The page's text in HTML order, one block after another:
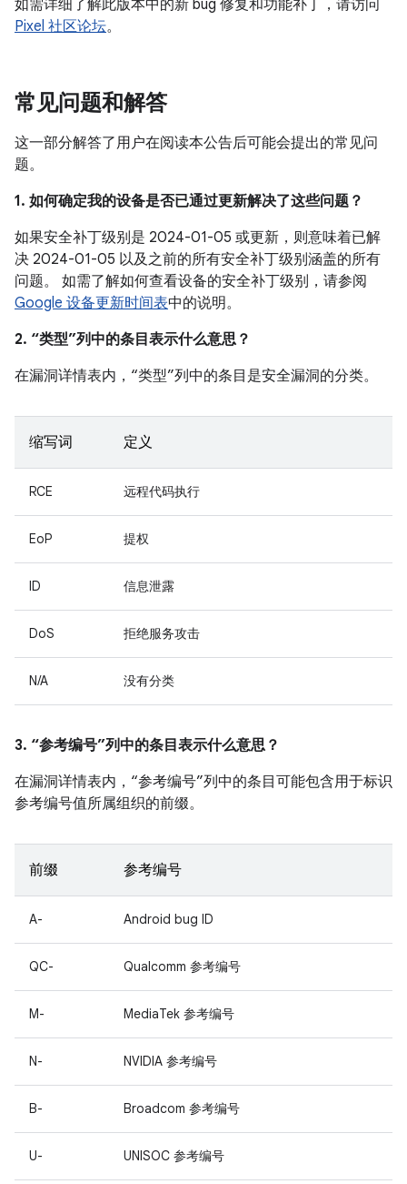
如需详细了解此版本中的新 bug 修复和功能补丁，请访问
Pixel 社区论坛。
常见问题和解答
这一部分解答了用户在阅读本公告后可能会提出的常见问
题。
1. 如何确定我的设备是否已通过更新解决了这些问题？
如果安全补丁级别是 2024-01-05 或更新，则意味着已解
决 2024-01-05 以及之前的所有安全补丁级别涵盖的所有
问题。 如需了解如何查看设备的安全补丁级别，请参阅
Google 设备更新时间表中的说明。
2. “类型”列中的条目表示什么意思？
在漏洞详情表内，“类型”列中的条目是安全漏洞的分类。
缩写词 定义
RCE 远程代码执行
EoP 提权
ID 信息泄露
DoS 拒绝服务攻击
N/A 没有分类
3. “参考编号”列中的条目表示什么意思？
在漏洞详情表内，“参考编号”列中的条目可能包含用于标识
参考编号值所属组织的前缀。
前缀 参考编号
A- Android bug ID
QC- Qualcomm 参考编号
M- MediaTek 参考编号
N- NVIDIA 参考编号
B- Broadcom 参考编号
U- UNISOC 参考编号